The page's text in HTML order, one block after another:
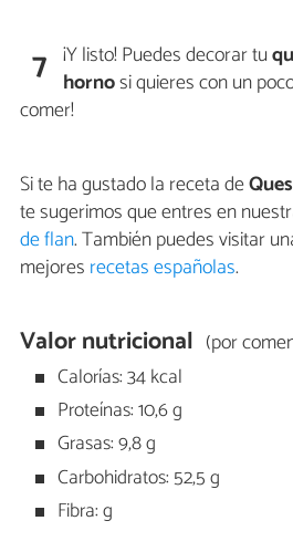
7 ¡Y listo! Puedes decorar tu
hornosi quieres con un
comer!
Si te ha gustado la receta de
te sugerimos que entres en
de flan. También puedes visitar
mejores recetas españolas.
Valor nutricional (por
Calorías: 34 kcal
Proteínas: 10,6 g
Grasas: 9,8 g
Carbohidratos: 52,5 g
Fibra: g